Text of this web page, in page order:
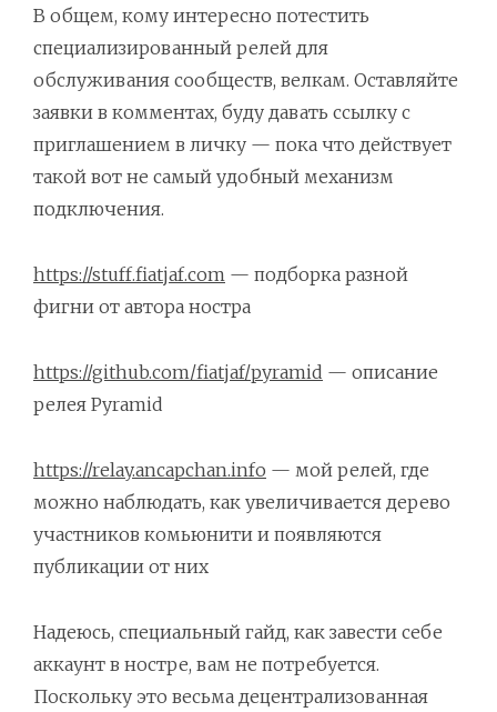
В общем, кому интересно потестить
специализированный релей для
обслуживания сообществ, велкам. Оставляйте
заявки в комментах, буду давать ссылку с
приглашением в личку — пока что действует
такой вот не самый удобный механизм
подключения.
https://stuff.fiatjaf.com — подборка разной
фигни от автора ностра
https://github.com/fiatjaf/pyramid — описание
релея Pyramid
https://relay.ancapchan.info — мой релей, где
можно наблюдать, как увеличивается дерево
участников комьюнити и появляются
публикации от них
Надеюсь, специальный гайд, как завести себе
аккаунт в ностре, вам не потребуется.
Поскольку это весьма децентрализованная